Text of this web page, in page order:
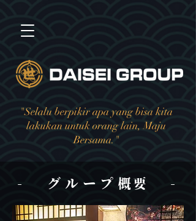
"Selalu berpikir apa yang bisa kita
lakukan untuk orang lain, Maju
Bersama."
- グループ 概要 -